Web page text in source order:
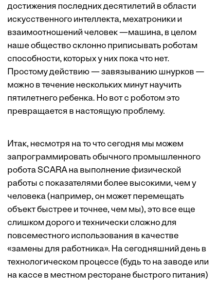
достижения последних десятилетий в области
искусственного интеллекта, мехатроники и
взаимоотношений человек —машина, в целом
наше общество склонно приписывать роботам
способности, которых у них пока что нет.
Простому действию — завязыванию шнурков —
можно в течение нескольких минут научить
пятилетнего ребенка. Но вот с роботом это
превращается в настоящую проблему.
Итак, несмотря на то что сегодня мы можем
запрограммировать обычного промышленного
робота SCARA на выполнение физической
работы с показателями более высокими, чем у
человека (например, он может перемещать
объект быстрее и точнее, чем мы), это все еще
слишком дорого и технически сложно для
повсеместного использования в качестве
«замены для работника». На сегодняшний день в
технологическом процессе (будь то на заводе или
на кассе в местном ресторане быстрого питания)